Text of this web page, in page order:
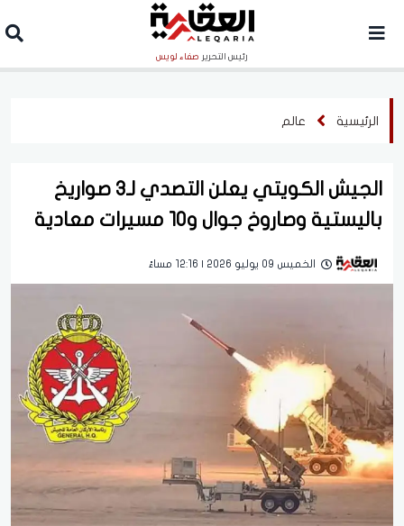
رئيس التحرير صفاء لويس
الرئيسية عالم
الجيش الكويتي يعلن التصدي لـ3 صواريخ
باليستية وصاروخ جوال و10 مسيرات معادية
الخميس 09 يوليو 2026 | 12:16 مساءً